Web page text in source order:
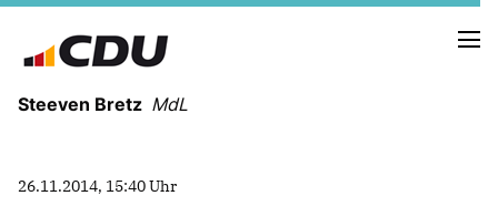
Steeven Bretz MdL
26.11.2014, 15:40 Uhr